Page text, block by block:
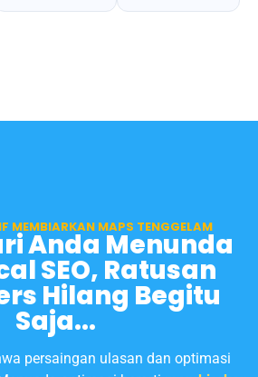
MEMBIARKAN MAPS TENGGELAM
Anda Menunda
SEO, Ratusan
Hilang Begitu
Saja...
persaingan ulasan dan optimasi